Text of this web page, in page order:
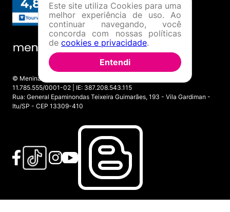
© Menina Shoes Comércio de Modas Eireli - EPP CNPJ:
11.785.555/0001-02 | IE: 387.208.543.115
Rua: General Epaminondas Teixeira Guimarães, 193 - Vila Gardiman -
Itu/SP - CEP 13309-410
Este site utiliza Cookies para uma
melhor experiência de uso. Ao
continuar navegando, você
concorda com nossas políticas
de cookies e privacidade.
Entendi